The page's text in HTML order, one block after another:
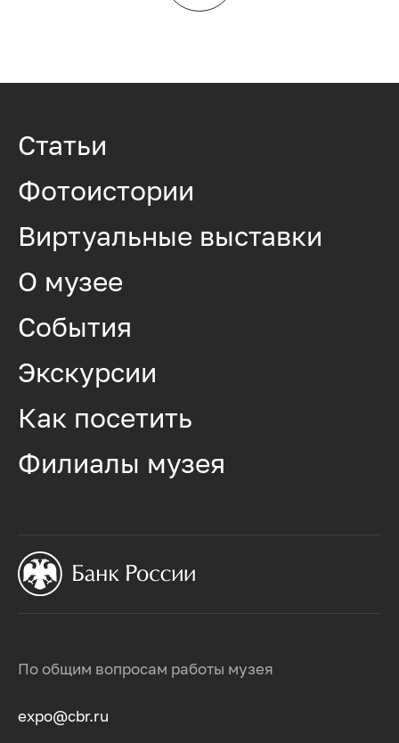
По общим вопросам работы музея
expo@cbr.ru
Статьи
Фотоистории
Виртуальные выставки
О музее
События
Экскурсии
Как посетить
Филиалы музея